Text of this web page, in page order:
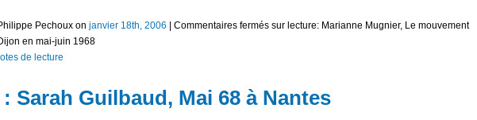
Pechoux on janvier 18th, 2006 Commentaires fermés sur lecture: Marianne Mugnier, Le mouvement
en mai-juin 1968
de lecture
Sarah Guilbaud, Mai 68 à Nantes